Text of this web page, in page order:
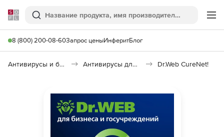
Softline
Поиск
8 (800) 200-08-60Запрос ценыИнферитБлог
Антивирусы и безопасность Антивирусы для организаций Dr.Web CureNet!